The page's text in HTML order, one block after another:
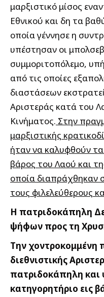
μαρξιστικό μίσος
Εθνικού και δη τα
οποία γέννησε η
υπέστησαν οι
συμμοριτοπόλεμο,
από τις οποίες
διαστάσεων
Αριστεράς κατά του
Κινήματος. Στην
μαρξιστικής
ήταν να καλυφθούν
βάρος του Λαού και
οποία διαπράχθηκαν
τους φιλελεύθερους
Η πατριδοκάπηλη
ψήφων προς τη
Την χοντροκομμένη
διεθνιστικής
πατριδοκάπηλη και
κατηγορητήριο εις